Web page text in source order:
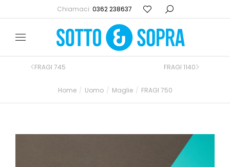
Chiamaci: 0362 238637
Home Uomo Maglie FRAGI 750
FRAGI 745 FRAGI 1140